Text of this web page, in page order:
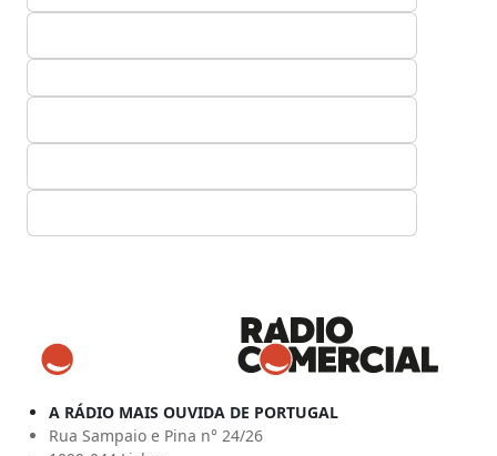
A RÁDIO MAIS OUVIDA DE PORTUGAL
Rua Sampaio e Pina n° 24/26